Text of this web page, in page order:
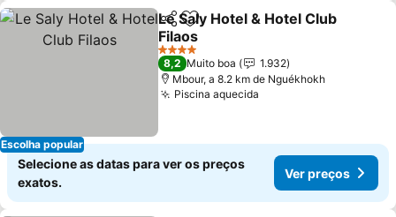
Escolha popular
PartilharAdicionar aos favoritos
Le Saly Hotel & Hotel Club
Filaos
4 Estrelas
8,2 Muito boa
1.932
Mbour, a 8.2 km de Nguékhokh
Piscina aquecida
Selecione as datas para ver os preços
exatos.
Ver preços